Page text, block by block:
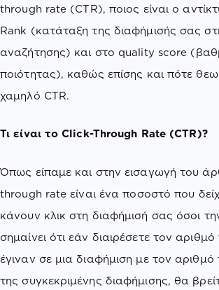
through rate (CTR), ποιος είναι ο
Rank (κατάταξη της διαφήμισής σας
αναζήτησης) και στο quality score
ποιότητας), καθώς επίσης και πότε
χαμηλό CTR.
Τι είναι το Click-Through Rate (CTR)?
Όπως είπαμε και στην εισαγωγή του
through rate είναι ένα ποσοστό που
κάνουν κλικ στη διαφήμισή σας όσοι
σημαίνει ότι εάν διαιρέσετε τον
έγιναν σε μια διαφήμιση με τον
της συγκεκριμένης διαφήμισης, θα